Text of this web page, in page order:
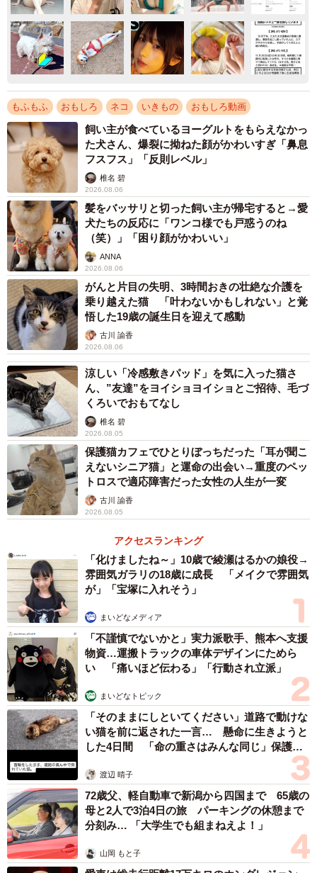
もふもふ おもしろ ネコ いきもの おもしろ動画
飼い主が食べているヨーグルトをもらえなかっ
た犬さん、爆裂に拗ねた顔がかわいすぎ「鼻息
フスフス」「反則レベル」
椎名 碧
2026.08.06
髪をバッサリと切った飼い主が帰宅すると→愛
犬たちの反応に「ワンコ様でも戸惑うのね
（笑）」「困り顔がかわいい」
ANNA
2026.08.06
がんと片目の失明、3時間おきの壮絶な介護を
乗り越えた猫 「叶わないかもしれない」と覚
悟した19歳の誕生日を迎えて感動
古川 諭香
2026.08.06
涼しい「冷感敷きパッド」を気に入った猫さ
ん、”友達”をヨイショヨイショとご招待、毛づ
くろいでおもてなし
椎名 碧
2026.08.05
保護猫カフェでひとりぼっちだった「耳が聞こ
えないシニア猫」と運命の出会い→重度のペッ
トロスで適応障害だった女性の人生が一変
古川 諭香
2026.08.05
アクセスランキング
「化けましたね～」10歳で綾瀬はるかの娘役→
雰囲気ガラリの18歳に成長 「メイクで雰囲気
が」「宝塚に入れそう」
まいどなメディア
「不謹慎でないかと」実力派歌手、熊本へ支援
物資…運搬トラックの車体デザインにためら
い 「痛いほど伝わる」「行動され立派」
まいどなトピック
「そのままにしといてください」道路で動けな
い猫を前に返された一言… 懸命に生きようと
した4日間 「命の重さはみんな同じ」保護団
渡辺 晴子
72歳父、軽自動車で新潟から四国まで 65歳の
母と2人で3泊4日の旅 パーキングの休憩まで
分刻み… 「大学生でも組まねえよ！」
山岡 もと子